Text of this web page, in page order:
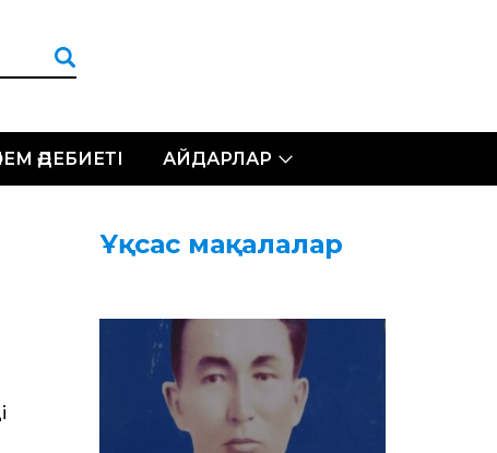
ӘДЕБИЕТІ АЙДАРЛАР
Ұқсас мақалалар